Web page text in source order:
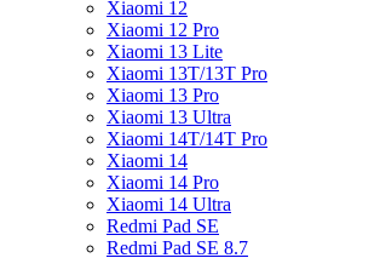
Xiaomi 12
Xiaomi 12 Pro
Xiaomi 13 Lite
Xiaomi 13T/13T Pro
Xiaomi 13 Pro
Xiaomi 13 Ultra
Xiaomi 14T/14T Pro
Xiaomi 14
Xiaomi 14 Pro
Xiaomi 14 Ultra
Redmi Pad SE
Redmi Pad SE 8.7